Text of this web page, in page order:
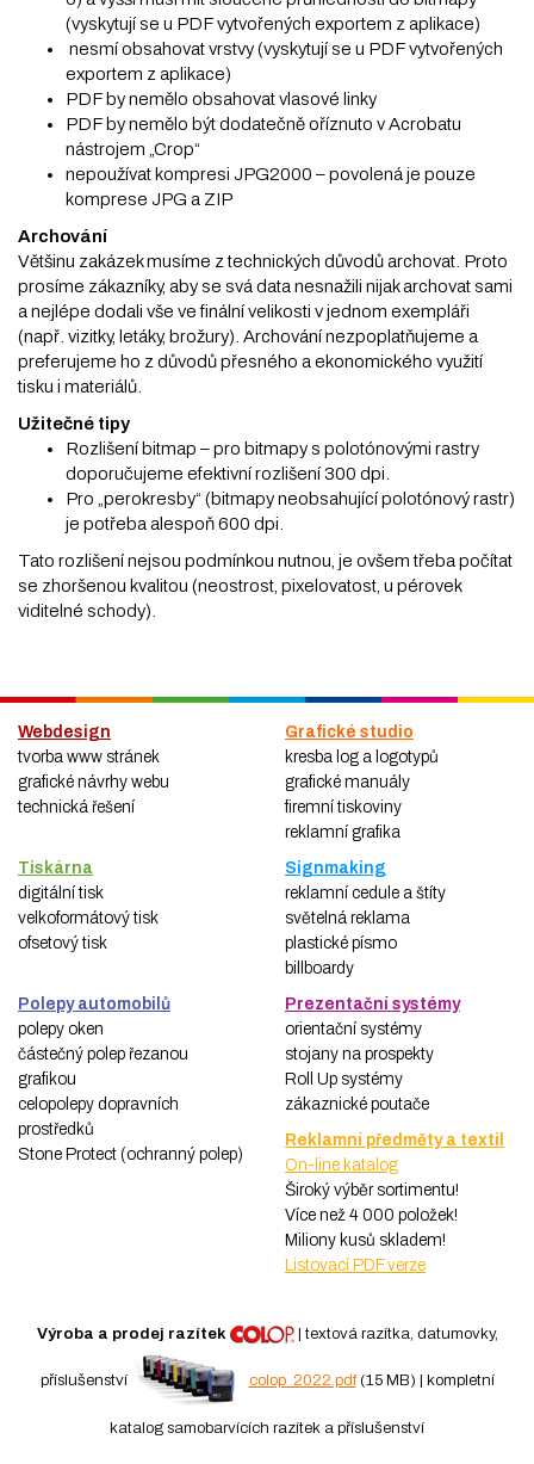
(vyskytují se u PDF vytvořených exportem z aplikace)
nesmí obsahovat vrstvy (vyskytují se u PDF vytvořených
exportem z aplikace)
PDF by nemělo obsahovat vlasové linky
PDF by nemělo být dodatečně oříznuto v Acrobatu
nástrojem „Crop“
nepoužívat kompresi JPG2000 – povolená je pouze
komprese JPG a ZIP
Archování
Většinu zakázek musíme z technických důvodů archovat. Proto
prosíme zákazníky, aby se svá data nesnažili nijak archovat sami
a nejlépe dodali vše ve finální velikosti v jednom exempláři
(např. vizitky, letáky, brožury). Archování nezpoplatňujeme a
preferujeme ho z důvodů přesného a ekonomického využití
tisku i materiálů.
Užitečné tipy
Rozlišení bitmap – pro bitmapy s polotónovými rastry
doporučujeme efektivní rozlišení 300 dpi.
Pro „perokresby“ (bitmapy neobsahující polotónový rastr)
je potřeba alespoň 600 dpi.
Tato rozlišení nejsou podmínkou nutnou, je ovšem třeba počítat
se zhoršenou kvalitou (neostrost, pixelovatost, u pérovek
viditelné schody).
Webdesign
tvorba www stránek
grafické návrhy webu
technická řešení
Grafické studio
kresba log a logotypů
grafické manuály
firemní tiskoviny
reklamní grafika
Tiskárna
digitální tisk
velkoformátový tisk
ofsetový tisk
Signmaking
reklamní cedule a štíty
světelná reklama
plastické písmo
billboardy
Polepy automobilů
polepy oken
částečný polep řezanou
grafikou
celopolepy dopravních
prostředků
Stone Protect (ochranný polep)
Prezentační systémy
orientační systémy
stojany na prospekty
Roll Up systémy
zákaznické poutače
Reklamní předměty a textil
On-line katalog
Široký výběr sortimentu!
Více než 4 000 položek!
Miliony kusů skladem!
Listovací PDF verze
Výroba a prodej razítek | textová razítka, datumovky,
příslušenství colop_2022.pdf(15 MB) | kompletní
katalog samobarvících razítek a příslušenství